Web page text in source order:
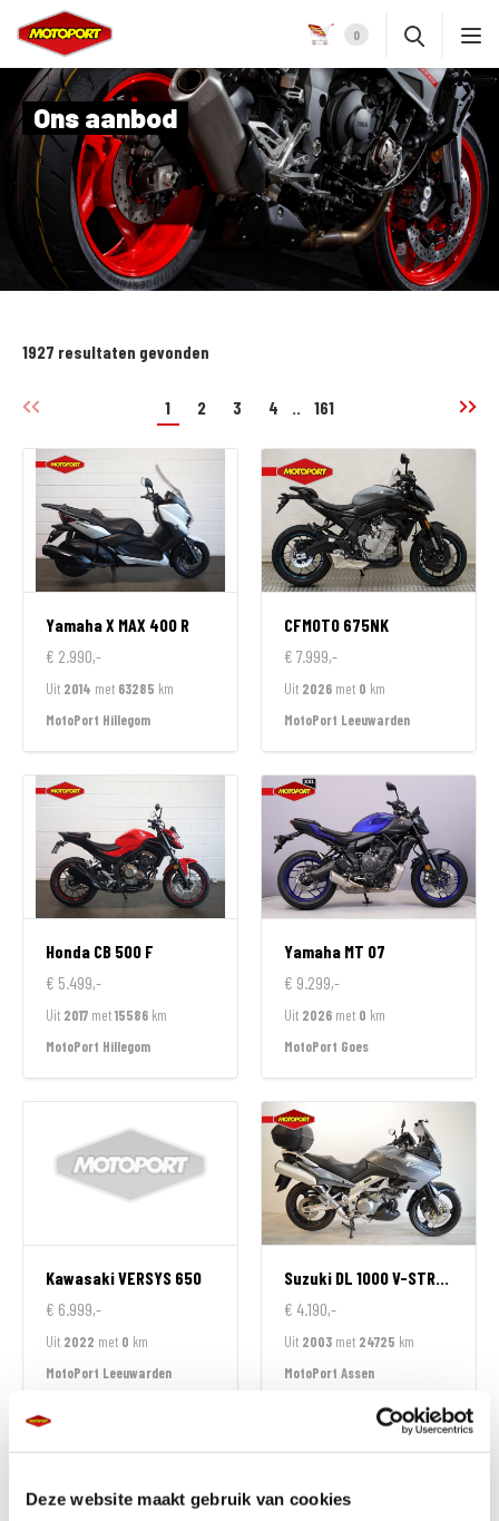
Deze website maakt gebruik van cookies
0
Ons aanbod
1927 resultaten gevonden
1 2 3 4 .. 161
YamahaX MAX 400 R
€ 2.990,-
Uit 2014 met 63285 km
MotoPort Hillegom
CFMOTO 675NK
€ 7.999,-
Uit 2026 met 0 km
MotoPort Leeuwarden
Honda CB 500 F
€ 5.499,-
Uit 2017 met15586 km
MotoPort Hillegom
Yamaha MT 07
€ 9.299,-
Uit 2026 met 0 km
MotoPort Goes
KawasakiVERSYS 650
€ 6.999,-
Uit 2022 met 0 km
MotoPort Leeuwarden
Suzuki DL 1000 V-STROM
€ 4.190,-
Uit 2003 met 24725 km
MotoPort Assen